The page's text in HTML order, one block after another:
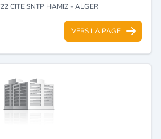
22 CITE SNTP HAMIZ - ALGER
VERS LA PAGE